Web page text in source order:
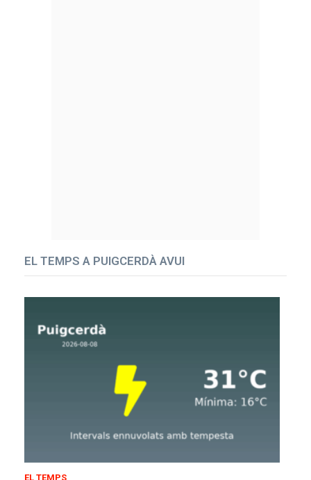
EL TEMPS A PUIGCERDÀ AVUI
EL TEMPS